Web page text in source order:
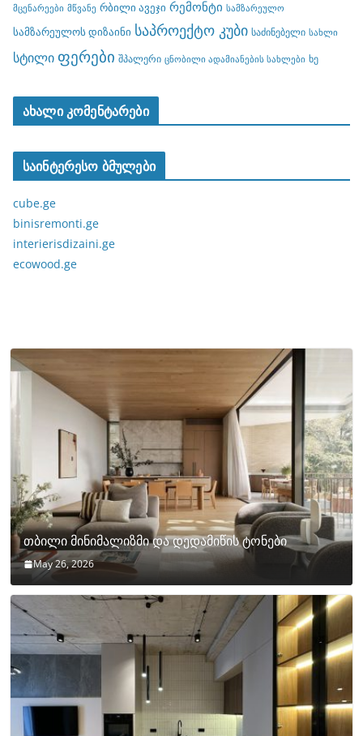
მცენარეები მწვანე რბილი ავეჯი რემონტი სამზარეულო
სამზარეულოს დიზაინი საპროექტო კუბი საძინებელი სახლი
სტილი ფერები შპალერი ცნობილი ადამიანების სახლები ხე
ახალი კომენტარები
საინტერესო ბმულები
cube.ge
binisremonti.ge
interierisdizaini.ge
ecowood.ge
თბილი მინიმალიზმი და დედამიწის ტონები
May 26, 2026